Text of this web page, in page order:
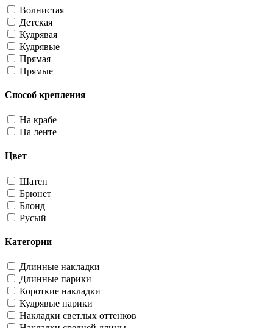
Волнистая
Детская
Кудрявая
Кудрявые
Прямая
Прямые
Способ крепления
На крабе
На ленте
Цвет
Шатен
Брюнет
Блонд
Русый
Категории
Длинные накладки
Длинные парики
Короткие накладки
Кудрявые парики
Накладки светлых оттенков